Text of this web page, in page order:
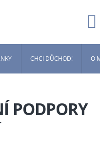
CHCI DŮCHOD! O
PODPORY